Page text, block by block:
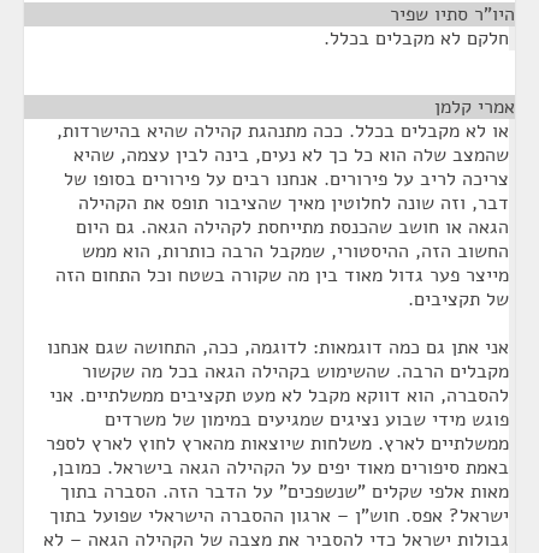
היו"ר סתיו שפיר
חלקם לא מקבלים בכלל.
אמרי קלמן
או לא מקבלים בכלל. ככה מתנהגת קהילה שהיא בהישרדות,
שהמצב שלה הוא כל כך לא נעים, בינה לבין עצמה, שהיא
צריכה לריב על פירורים. אנחנו רבים על פירורים בסופו של
דבר, וזה שונה לחלוטין מאיך שהציבור תופס את הקהילה
הגאה או חושב שהכנסת מתייחסת לקהילה הגאה. גם היום
החשוב הזה, ההיסטורי, שמקבל הרבה כותרות, הוא ממש
מייצר פער גדול מאוד בין מה שקורה בשטח וכל התחום הזה
של תקציבים.
אני אתן גם כמה דוגמאות: לדוגמה, ככה, התחושה שגם אנחנו
מקבלים הרבה. שהשימוש בקהילה הגאה בכל מה שקשור
להסברה, הוא דווקא מקבל לא מעט תקציבים ממשלתיים. אני
פוגש מידי שבוע נציגים שמגיעים במימון של משרדים
ממשלתיים לארץ. משלחות שיוצאות מהארץ לחוץ לארץ לספר
באמת סיפורים מאוד יפים על הקהילה הגאה בישראל. כמובן,
מאות אלפי שקלים "שנשפכים" על הדבר הזה. הסברה בתוך
ישראל? אפס. חוש"ן – ארגון ההסברה הישראלי שפועל בתוך
גבולות ישראל כדי להסביר את מצבה של הקהילה הגאה – לא